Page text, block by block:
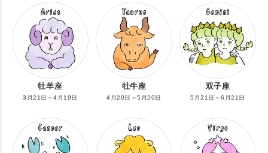
牡羊座
3月21日～4月19日
牡牛座
4月20日～5月20日
双子座
5月21日～6月21日